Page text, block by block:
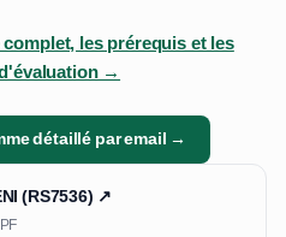
les prérequis et les
→
détaillé par email →
(RS7536) ↗